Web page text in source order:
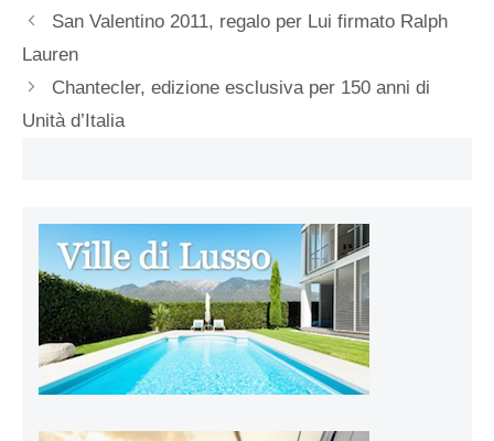
San Valentino 2011, regalo per Lui firmato Ralph
Lauren
Chantecler, edizione esclusiva per 150 anni di
Unità d’Italia